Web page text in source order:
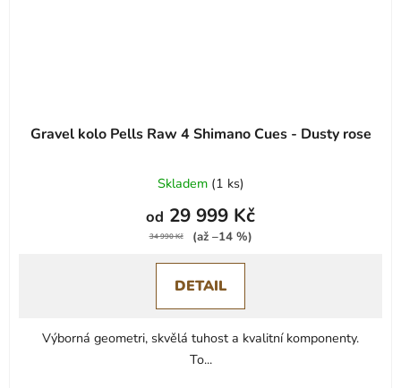
Gravel kolo Pells Raw 4 Shimano Cues - Dusty rose
Skladem (1 ks)
od 29 999 Kč
34 990 Kč (až –14 %)
DETAIL
Výborná geometri, skvělá tuhost a kvalitní komponenty.
To...